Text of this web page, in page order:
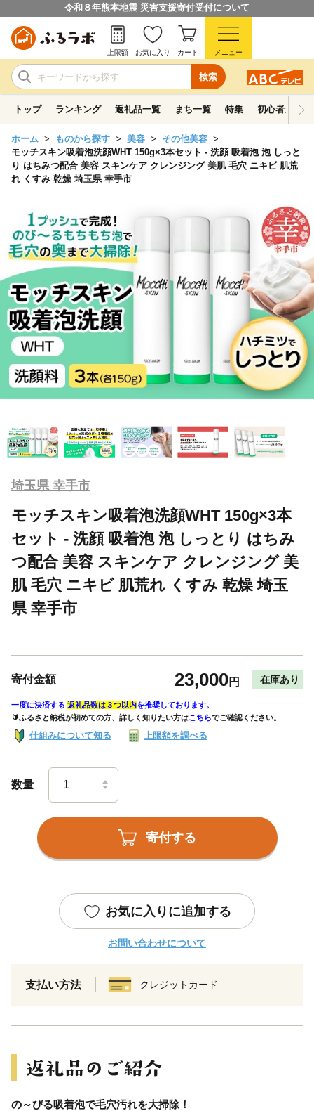
令和８年熊本地震 災害支援寄付受付について
検索
上限額 お気に入り カート メニュー
トップ ランキング 返礼品一覧 まち一覧 特集 初心者ガイド
ホーム ものから探す 美容
その他美容
モッチスキン吸着泡洗顔WHT 150g×3本セット - 洗顔 吸着泡 泡 しっと
り はちみつ配合 美容 スキンケア クレンジング 美肌 毛穴 ニキビ 肌荒
れ くすみ 乾燥 埼玉県 幸手市
埼玉県 幸手市
モッチスキン吸着泡洗顔WHT 150g×3本
セット - 洗顔 吸着泡 泡 しっとり はちみ
つ配合 美容 スキンケア クレンジング 美
肌 毛穴 ニキビ 肌荒れ くすみ 乾燥 埼玉
県 幸手市
寄付金額 23,000円 在庫あり
一度に決済する 返礼品数は３つ以内を推奨しております。
🔰ふるさと納税が初めての方、詳しく知りたい方はこちらでご確認ください。
仕組みについて知る 上限額を調べる
数量
寄付する
お気に入りに追加する
お問い合わせについて
支払い方法 クレジットカード
の～びる吸着泡で毛穴汚れを大掃除！